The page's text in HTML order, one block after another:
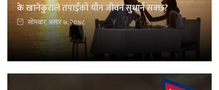
के खानेकुराले तपाइँको यौन जीवन सुधार्न सक्छ?
सोमबार, असार ७, २०७८